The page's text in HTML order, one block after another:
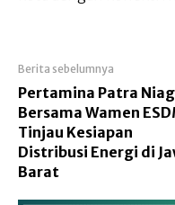
Berita sebelumnya
Pertamina Patra
Bersama Wamen
Tinjau Kesiapan
Distribusi Energi di
Barat